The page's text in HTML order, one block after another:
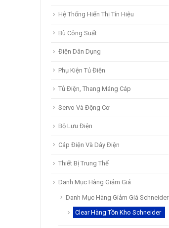
Hệ Thống Hiển Thị Tín Hiệu
Bù Công Suất
Điện Dân Dụng
Phụ Kiện Tủ Điện
Tủ Điện, Thang Máng Cáp
Servo Và Động Cơ
Bộ Lưu Điện
Cáp Điện Và Dây Điện
Thiết Bị Trung Thế
Danh Mục Hàng Giảm Giá
Danh Mục Hàng Giảm Giá Schneider
Clear Hàng Tồn Kho Schneider